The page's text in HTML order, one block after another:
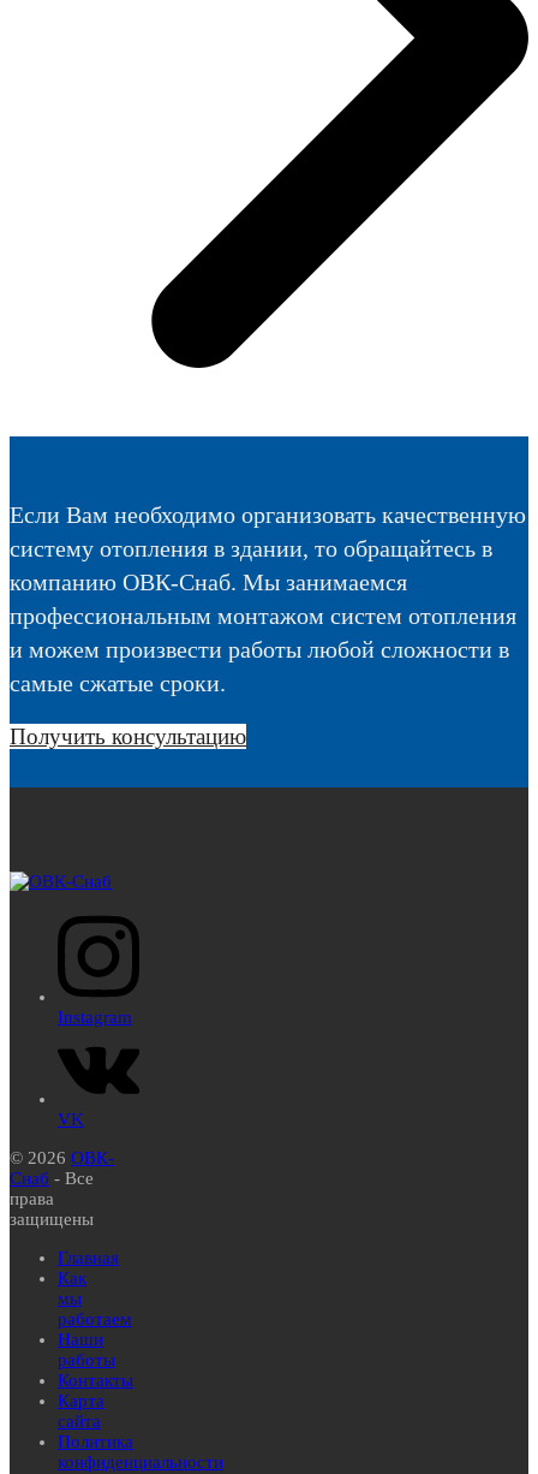
Если Вам необходимо организовать качественную
систему отопления в здании, то обращайтесь в
компанию ОВК-Снаб. Мы занимаемся
профессиональным монтажом систем отопления
и можем произвести работы любой сложности в
самые сжатые сроки.
Получить консультацию
Instagram
VK
© 2026 ОВК-
Снаб - Все
права
защищены
Главная
Как
мы
работаем
Наши
работы
Контакты
Карта
сайта
Политика
конфиденциальности